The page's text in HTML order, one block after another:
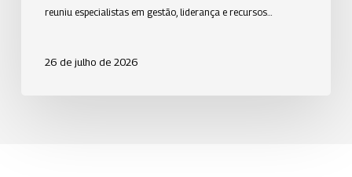
recursos
reuniu especialistas em gestão, liderança e recursos…
26 de julho de 2026